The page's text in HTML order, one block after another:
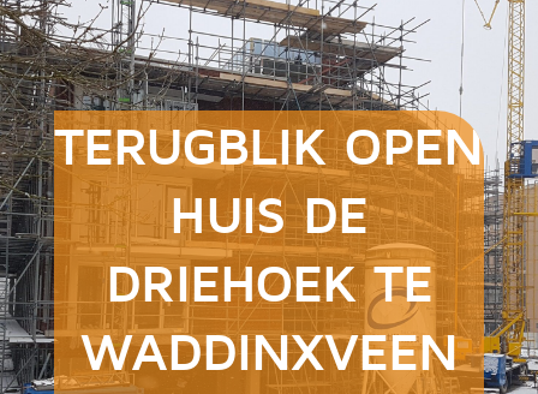
TERUGBLIK OPEN
HUIS DE
DRIEHOEK TE
WADDINXVEEN